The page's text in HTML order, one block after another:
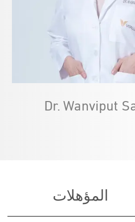
Dr. Wanviput
المؤهلات